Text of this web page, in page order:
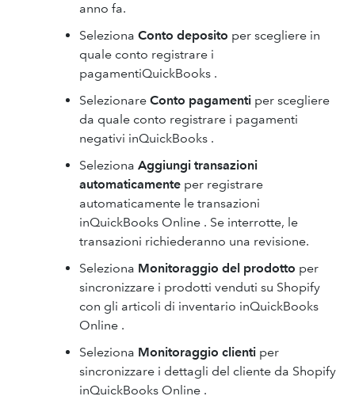
anno fa.
Seleziona Conto deposito per scegliere in
quale conto registrare i
pagamentiQuickBooks .
Selezionare Conto pagamenti per scegliere
da quale conto registrare i pagamenti
negativi inQuickBooks .
Seleziona Aggiungi transazioni
automaticamente per registrare
automaticamente le transazioni
inQuickBooks Online . Se interrotte, le
transazioni richiederanno una revisione.
Seleziona Monitoraggio del prodotto per
sincronizzare i prodotti venduti su Shopify
con gli articoli di inventario inQuickBooks
Online .
Seleziona Monitoraggio clienti per
sincronizzare i dettagli del cliente da Shopify
inQuickBooks Online .